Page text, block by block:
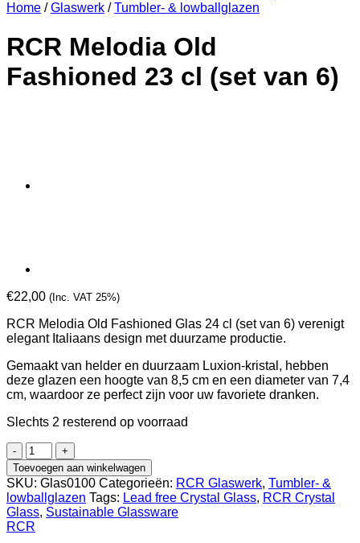
Home / Glaswerk / Tumbler- & lowballglazen
RCR Melodia Old
Fashioned 23 cl (set van 6)
€22,00 (Inc. VAT 25%)
RCR Melodia Old Fashioned Glas 24 cl (set van 6) verenigt
elegant Italiaans design met duurzame productie.
Gemaakt van helder en duurzaam Luxion-kristal, hebben
deze glazen een hoogte van 8,5 cm en een diameter van 7,4
cm, waardoor ze perfect zijn voor uw favoriete dranken.
Slechts 2 resterend op voorraad
RCR
Melodia
Old
Fashioned
23
cl
(set
Toevoegen aan winkelwagen
SKU: Glas0100 Categorieën: RCR Glaswerk, Tumbler- &
lowballglazen Tags: Lead free Crystal Glass, RCR Crystal
Glass, Sustainable Glassware
RCR